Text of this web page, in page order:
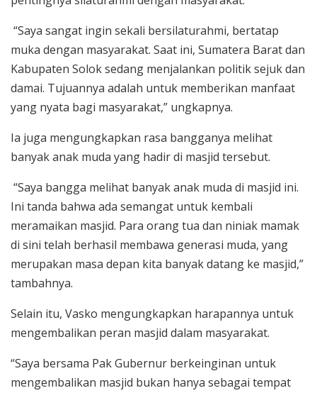
“Saya sangat ingin sekali bersilaturahmi, bertatap
muka dengan masyarakat. Saat ini, Sumatera Barat dan
Kabupaten Solok sedang menjalankan politik sejuk dan
damai. Tujuannya adalah untuk memberikan manfaat
yang nyata bagi masyarakat,” ungkapnya.
Ia juga mengungkapkan rasa bangganya melihat
banyak anak muda yang hadir di masjid tersebut.
“Saya bangga melihat banyak anak muda di masjid ini.
Ini tanda bahwa ada semangat untuk kembali
meramaikan masjid. Para orang tua dan niniak mamak
di sini telah berhasil membawa generasi muda, yang
merupakan masa depan kita banyak datang ke masjid,”
tambahnya.
Selain itu, Vasko mengungkapkan harapannya untuk
mengembalikan peran masjid dalam masyarakat.
“Saya bersama Pak Gubernur berkeinginan untuk
mengembalikan masjid bukan hanya sebagai tempat